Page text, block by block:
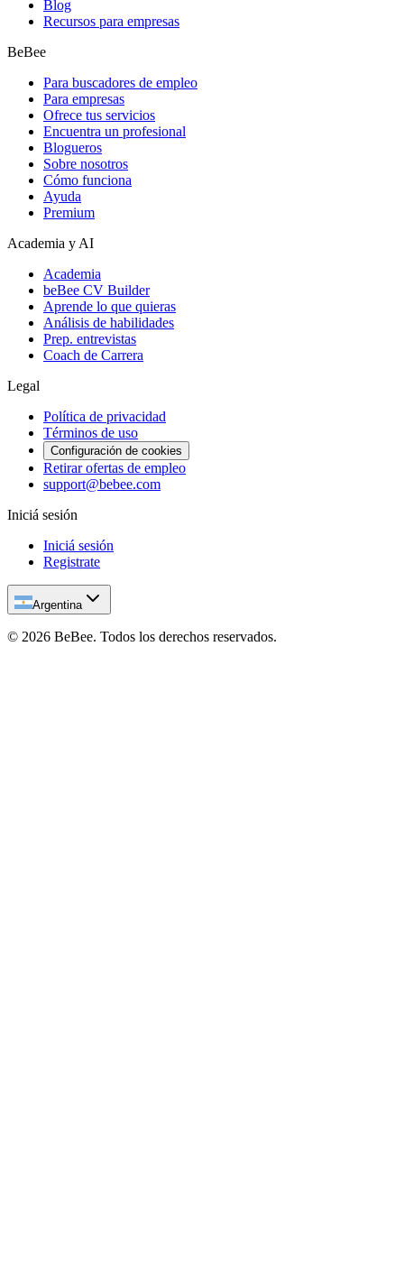
Blog
Recursos para empresas
BeBee
Para buscadores de empleo
Para empresas
Ofrece tus servicios
Encuentra un profesional
Blogueros
Sobre nosotros
Cómo funciona
Ayuda
Premium
Academia y AI
Academia
beBee CV Builder
Aprende lo que quieras
Análisis de habilidades
Prep. entrevistas
Coach de Carrera
Legal
Política de privacidad
Términos de uso
Configuración de cookies
Retirar ofertas de empleo
support@bebee.com
Iniciá sesión
Iniciá sesión
Registrate
Argentina
© 2026 BeBee. Todos los derechos reservados.